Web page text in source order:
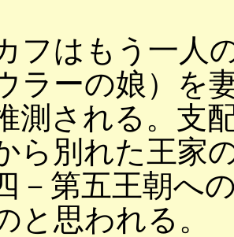
フはもう一人
ラーの娘）を
測される。支
ら別れた王家
－第五王朝へ
と思われる。